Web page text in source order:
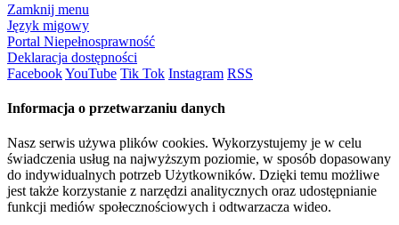
Zamknij menu
Język migowy
Portal Niepełnosprawność
Deklaracja dostępności
FacebookYouTube Tik Tok Instagram RSS
Informacja o przetwarzaniu danych
Nasz serwis używa plików cookies. Wykorzystujemy je w celu
świadczenia usług na najwyższym poziomie, w sposób dopasowany
do indywidualnych potrzeb Użytkowników. Dzięki temu możliwe
jest także korzystanie z narzędzi analitycznych oraz udostępnianie
funkcji mediów społecznościowych i odtwarzacza wideo.